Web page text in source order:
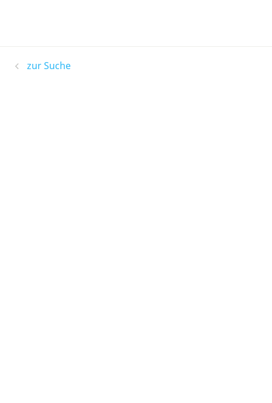
zur Suche